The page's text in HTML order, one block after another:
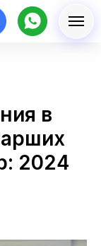
в
2024